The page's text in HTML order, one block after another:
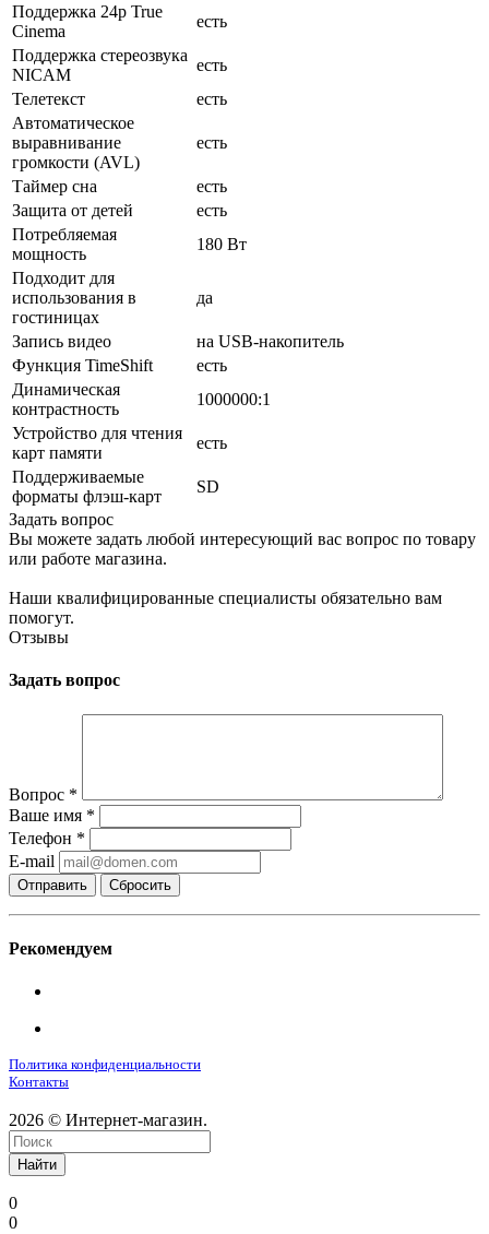
Поддержка 24p True
Cinema
есть
Поддержка стереозвука
NICAM
есть
Телетекст
есть
Автоматическое
выравнивание
громкости (AVL)
есть
Таймер сна
есть
Защита от детей
есть
Потребляемая
мощность
180 Вт
Подходит для
использования в
гостиницах
да
Запись видео
на USB-накопитель
Функция TimeShift
есть
Динамическая
контрастность
1000000:1
Устройство для чтения
карт памяти
есть
Поддерживаемые
форматы флэш-карт
SD
Задать вопрос
Вы можете задать любой интересующий вас вопрос по товару
или работе магазина.
Наши квалифицированные специалисты обязательно вам
помогут.
Отзывы
Задать вопрос
Вопрос *
Ваше имя *
Телефон *
E-mail
Сбросить
Рекомендуем
Политика конфиденциальности
Контакты
2026 © Интернет-магазин.
Найти
0
0